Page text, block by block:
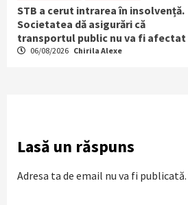
STB a cerut intrarea în insolvență.
Societatea dă asigurări că
transportul public nu va fi afectat
06/08/2026 Chirila Alexe
Lasă un răspuns
Adresa ta de email nu va fi publicată.